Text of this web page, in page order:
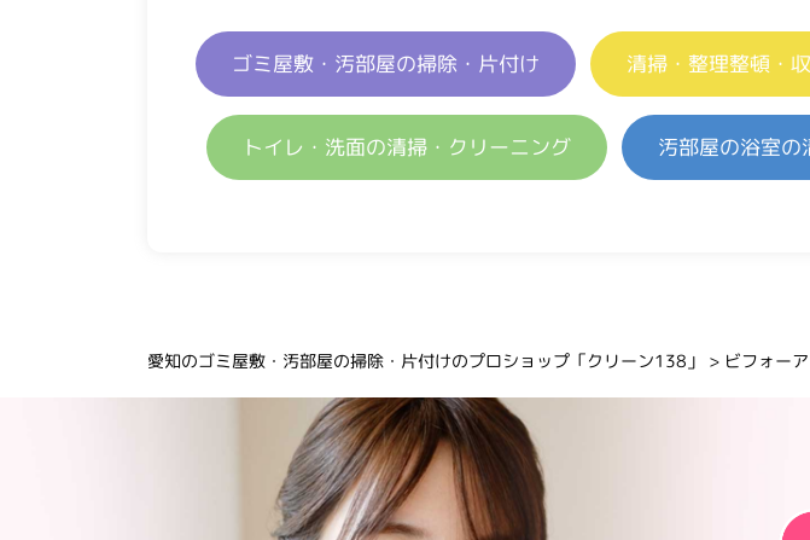
ゴミ屋敷・汚部屋の掃除・片付け 清掃・整理整頓・
トイレ・洗面の清掃・クリーニング 汚部屋の浴室の
愛知のゴミ屋敷・汚部屋の掃除・片付けのプロショップ「クリーン138」 > ビフォー